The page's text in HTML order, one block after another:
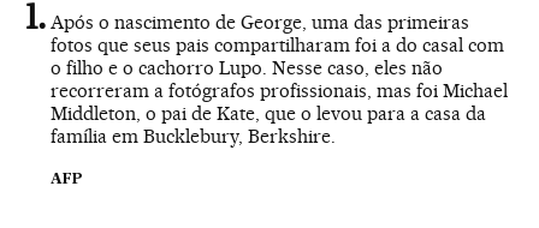
Após o nascimento de George, uma das primeiras
fotos que seus pais compartilharam foi a do casal com
o filho e o cachorro Lupo. Nesse caso, eles não
recorreram a fotógrafos profissionais, mas foi Michael
Middleton, o pai de Kate, que o levou para a casa da
família em Bucklebury, Berkshire.
AFP